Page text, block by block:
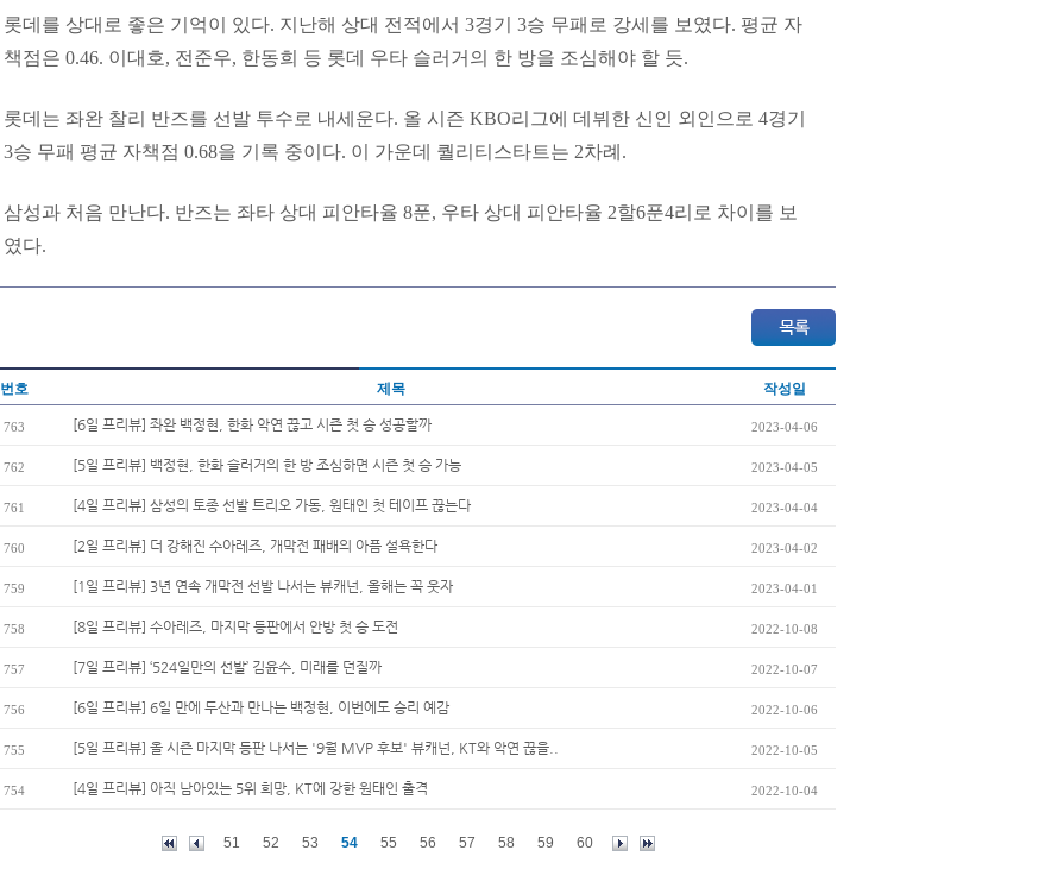
롯데를 상대로 좋은 기억이 있다. 지난해 상대 전적에서 3경기 3승 무패로 강세를 보였다. 평균 자
책점은 0.46. 이대호, 전준우, 한동희 등 롯데 우타 슬러거의 한 방을 조심해야 할 듯.
롯데는 좌완 찰리 반즈를 선발 투수로 내세운다. 올 시즌 KBO리그에 데뷔한 신인 외인으로 4경기
3승 무패 평균 자책점 0.68을 기록 중이다. 이 가운데 퀄리티스타트는 2차례.
삼성과 처음 만난다. 반즈는 좌타 상대 피안타율 8푼, 우타 상대 피안타율 2할6푼4리로 차이를 보
였다.
번호 제목 작성일
763 [6일 프리뷰] 좌완 백정현, 한화 악연 끊고 시즌 첫 승 성공할까 2023-04-06
762 [5일 프리뷰] 백정현, 한화 슬러거의 한 방 조심하면 시즌 첫 승 가능 2023-04-05
761 [4일 프리뷰] 삼성의 토종 선발 트리오 가동, 원태인 첫 테이프 끊는다 2023-04-04
760 [2일 프리뷰] 더 강해진 수아레즈, 개막전 패배의 아픔 설욕한다 2023-04-02
759 [1일 프리뷰] 3년 연속 개막전 선발 나서는 뷰캐넌, 올해는 꼭 웃자 2023-04-01
758 [8일 프리뷰] 수아레즈, 마지막 등판에서 안방 첫 승 도전 2022-10-08
757 [7일 프리뷰] ‘524일만의 선발’ 김윤수, 미래를 던질까 2022-10-07
756 [6일 프리뷰] 6일 만에 두산과 만나는 백정현, 이번에도 승리 예감 2022-10-06
755 [5일 프리뷰] 올 시즌 마지막 등판 나서는 '9월 MVP 후보' 뷰캐넌, KT와 악연 끊을.. 2022-10-05
754 [4일 프리뷰] 아직 남아있는 5위 희망, KT에 강한 원태인 출격 2022-10-04
51 52 53 54 55 56 57 58 59 60